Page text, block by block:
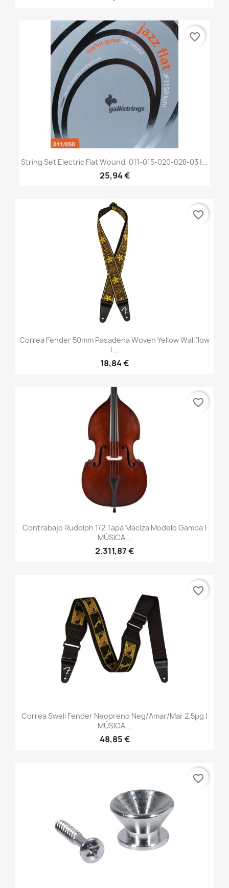
String Set Electric Flat Wound, 011-015-020-028-03 |...
25,94 €
favorite_border
Correa Fender 50mm Pasadena Woven Yellow Wallflow
|...
18,84 €
favorite_border
Contrabajo Rudolph 1/2 Tapa Maciza Modelo Gamba |
MÚSICA...
2.311,87 €
favorite_border
Correa Swell Fender Neopreno Neg/amar/mar 2.5pg |
MÚSICA...
48,85 €
favorite_border
favorite_border